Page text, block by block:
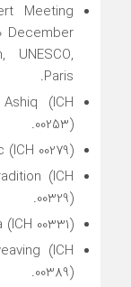
Meeting
December
Paris.
(ICH
00253).
00279).
(ICH
00329).
00331).
(ICH
00389).